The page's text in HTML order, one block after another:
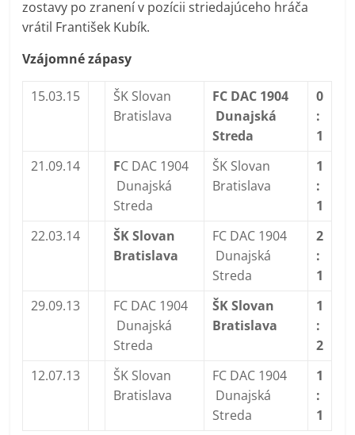
zostavy po zranení v pozícii striedajúceho hráča
vrátil František Kubík.
Vzájomné zápasy
15.03.15
ŠK Slovan
Bratislava
FC DAC 1904
Dunajská
Streda
0
:
1
21.09.14
FC DAC 1904
Dunajská
Streda
ŠK Slovan
Bratislava
1
:
1
22.03.14
ŠK Slovan
Bratislava
FC DAC 1904
Dunajská
Streda
2
:
1
29.09.13
FC DAC 1904
Dunajská
Streda
ŠK Slovan
Bratislava
1
:
2
12.07.13
ŠK Slovan
Bratislava
FC DAC 1904
Dunajská
Streda
1
:
1